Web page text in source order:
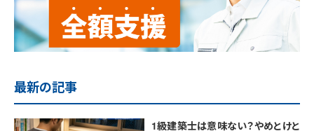
最新の記事
1級建築士は意味ない？やめとけと